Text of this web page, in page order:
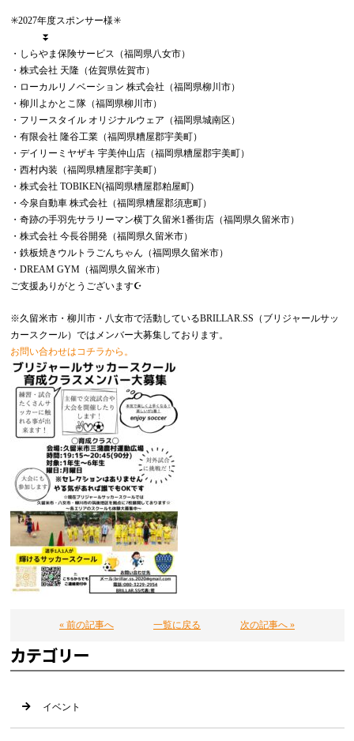
✳️2027年度スポンサー様✳️
⏬
・しらやま保険サービス（福岡県八女市）
・株式会社 天隆（佐賀県佐賀市）
・ローカルリノベーション 株式会社（福岡県柳川市）
・柳川よかとこ隊（福岡県柳川市）
・フリースタイル オリジナルウェア（福岡県城南区）
・有限会社 隆谷工業（福岡県糟屋郡宇美町）
・デイリーミヤザキ 宇美仲山店（福岡県糟屋郡宇美町）
・西村内装（福岡県糟屋郡宇美町）
・株式会社 TOBIKEN(福岡県糟屋郡粕屋町)
・今泉自動車 株式会社（福岡県糟屋郡須恵町）
・奇跡の手羽先サラリーマン横丁久留米1番街店（福岡県久留米市）
・株式会社 今長谷開発（福岡県久留米市）
・鉄板焼きウルトラごんちゃん（福岡県久留米市）
・DREAM GYM（福岡県久留米市）
ご支援ありがとうございます☪️
※久留米市・柳川市・八女市で活動しているBRILLAR.SS（ブリジャールサッ
カースクール）ではメンバー大募集しております。
お問い合わせはコチラから。
« 前の記事へ 一覧に戻る 次の記事へ »
カテゴリー
イベント